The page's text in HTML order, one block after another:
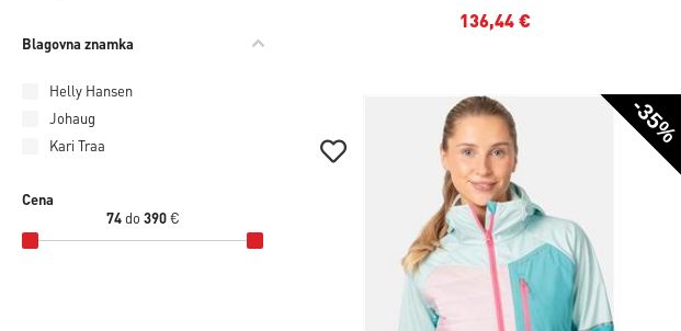
Blagovna znamka
Helly Hansen
Johaug
Kari Traa
Cena
74do 390€
136,44 €
-35%